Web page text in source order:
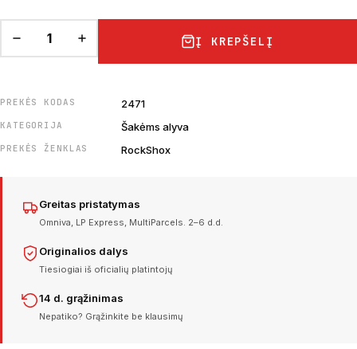
Į KREPŠELĮ
PREKĖS KODAS 2471
KATEGORIJA Šakėms alyva
PREKĖS ŽENKLAS RockShox
Greitas pristatymas
Omniva, LP Express, MultiParcels. 2–6 d.d.
Originalios dalys
Tiesiogiai iš oficialių platintojų
14 d. grąžinimas
Nepatiko? Grąžinkite be klausimų